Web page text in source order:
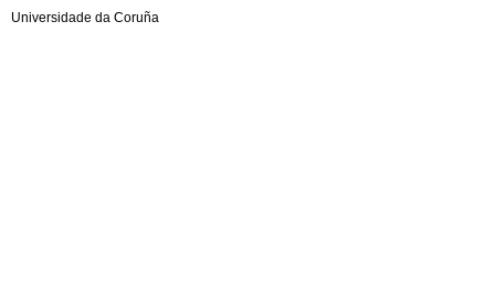
Universidade da Coruña